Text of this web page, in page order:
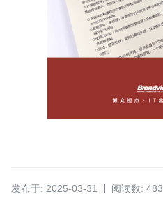
发布于: 2025-03-31 阅读数: 483